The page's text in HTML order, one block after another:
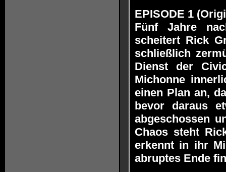
EPISODE 1
Fünf Jahre
scheitert Rick
schließlich
Dienst der
Michonne
einen Plan an,
bevor daraus
abgeschossen
Chaos steht
erkennt in ihr
abruptes Ende